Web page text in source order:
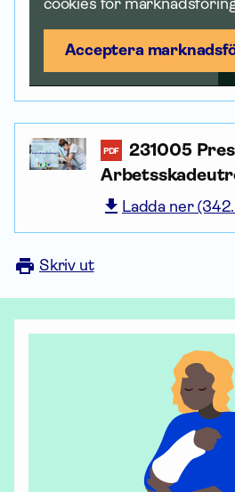
cookies för
Acceptera
PDF
231005
Ladda ner
Skriv ut